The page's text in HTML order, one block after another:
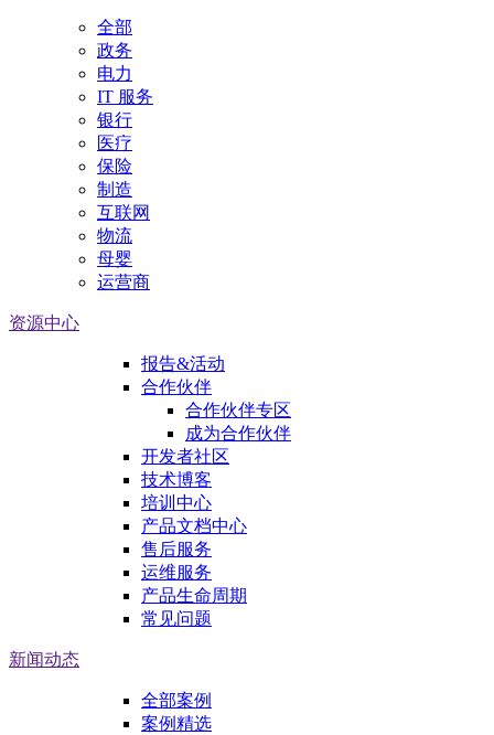
全部
政务
电力
IT 服务
银行
医疗
保险
制造
互联网
物流
母婴
运营商
资源中心
报告&活动
合作伙伴
合作伙伴专区
成为合作伙伴
开发者社区
技术博客
培训中心
产品文档中心
售后服务
运维服务
产品生命周期
常见问题
新闻动态
全部案例
案例精选